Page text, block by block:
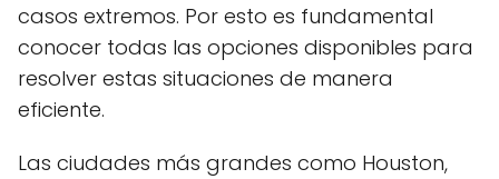
casos extremos. Por esto es fundamental
conocer todas las opciones disponibles para
resolver estas situaciones de manera
eficiente.
Las ciudades más grandes como Houston,